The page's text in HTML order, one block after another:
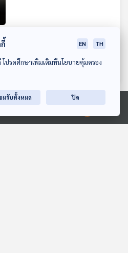
รณะแห่งประเทศไทย
EN TH
โปรดศึกษาเพิ่มเติมที่นโยบายคุ้มครอง
มรับทั้งหมด ปิด